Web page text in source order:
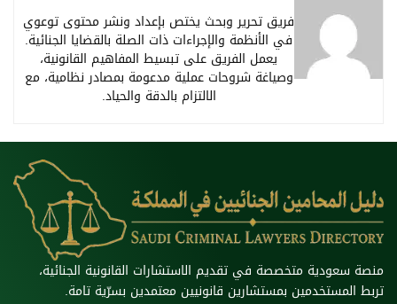
فريق تحرير وبحث يختص بإعداد ونشر محتوى توعوي
في الأنظمة والإجراءات ذات الصلة بالقضايا الجنائية.
يعمل الفريق على تبسيط المفاهيم القانونية،
وصياغة شروحات عملية مدعومة بمصادر نظامية، مع
الالتزام بالدقة والحياد.
منصة سعودية متخصصة في تقديم الاستشارات القانونية الجنائية،
تربط المستخدمين بمستشارين قانونيين معتمدين بسرّية تامة.